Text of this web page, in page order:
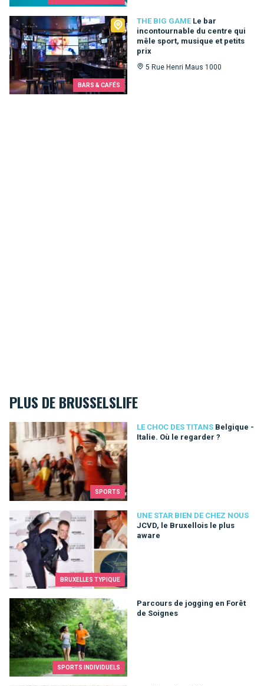
BARS & CAFÉS
THE BIG GAME Le bar
incontournable du centre qui
mêle sport, musique et petits
prix
5 Rue Henri Maus 1000
The Big Game
PLUS DE BRUSSELSLIFE
SPORTS
LE CHOC DES TITANS Belgique -
Italie. Où le regarder ?
Belgique - Italie. Où le regarder ?
BRUXELLES TYPIQUE
UNE STAR BIEN DE CHEZ NOUS
JCVD, le Bruxellois le plus
aware
JCVD, le Bruxellois le plus aware
SPORTS INDIVIDUELS
Parcours de jogging en Forêt
de Soignes
Parcours de jogging en Forêt de Soignes